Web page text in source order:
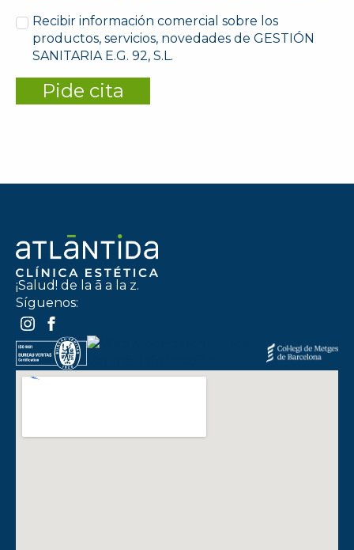
Recibir información comercial sobre los
productos, servicios, novedades de GESTIÓN
SANITARIA E.G. 92, S.L.
Pide cita
¡Salud! de la ā a la z.
Síguenos: